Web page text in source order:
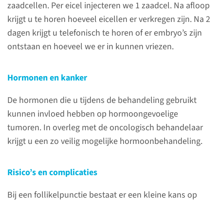
zaadcellen. Per eicel injecteren we 1 zaadcel. Na afloop
krijgt u te horen hoeveel eicellen er verkregen zijn. Na 2
dagen krijgt u telefonisch te horen of er embryo’s zijn
ontstaan en hoeveel we er in kunnen vriezen.
Hormonen en kanker
De hormonen die u tijdens de behandeling gebruikt
kunnen invloed hebben op hormoongevoelige
tumoren. In overleg met de oncologisch behandelaar
krijgt u een zo veilig mogelijke hormoonbehandeling.
Risico’s en complicaties
Bij een follikelpunctie bestaat er een kleine kans op
De behandeling
De kans op zwangerschap na
worden. Hiervoor zijn meerdere
eicellen nodig.
lees meer